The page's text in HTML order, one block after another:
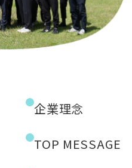
企業理念
TOP MESSAGE